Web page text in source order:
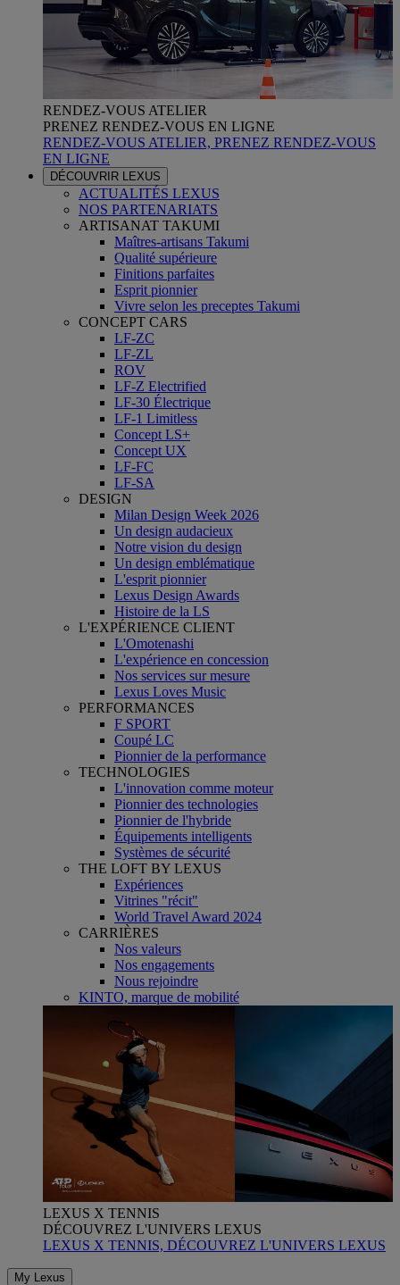
RENDEZ-VOUS ATELIER
PRENEZ RENDEZ-VOUS EN LIGNE
RENDEZ-VOUS ATELIER, PRENEZ RENDEZ-VOUS
EN LIGNE
DÉCOUVRIR LEXUS
ACTUALITÉS LEXUS
NOS PARTENARIATS
ARTISANAT TAKUMI
Maîtres-artisans Takumi
Qualité supérieure
Finitions parfaites
Esprit pionnier
Vivre selon les preceptes Takumi
CONCEPT CARS
LF-ZC
LF-ZL
ROV
LF-Z Electrified
LF-30 Électrique
LF-1 Limitless
Concept LS+
Concept UX
LF-FC
LF-SA
DESIGN
Milan Design Week 2026
Un design audacieux
Notre vision du design
Un design emblématique
L'esprit pionnier
Lexus Design Awards
Histoire de la LS
L'EXPÉRIENCE CLIENT
L'Omotenashi
L'expérience en concession
Nos services sur mesure
Lexus Loves Music
PERFORMANCES
F SPORT
Coupé LC
Pionnier de la performance
TECHNOLOGIES
L'innovation comme moteur
Pionnier des technologies
Pionnier de l'hybride
Équipements intelligents
Systèmes de sécurité
THE LOFT BY LEXUS
Expériences
Vitrines "récit"
World Travel Award 2024
CARRIÈRES
Nos valeurs
Nos engagements
Nous rejoindre
KINTO, marque de mobilité
LEXUS X TENNIS
DÉCOUVREZ L'UNIVERS LEXUS
LEXUS X TENNIS, DÉCOUVREZ L'UNIVERS LEXUS
My Lexus